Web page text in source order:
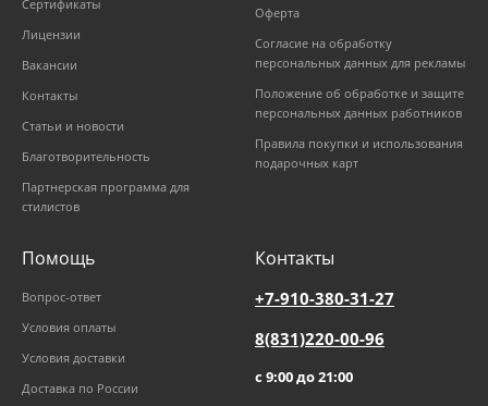
Сертификаты
Лицензии
Вакансии
Контакты
Статьи и новости
Благотворительность
Партнерская программа для
стилистов
Оферта
Согласие на обработку
персональных данных для рекламы
Положение об обработке и защите
персональных данных работников
Правила покупки и использования
подарочных карт
Помощь
Вопрос-ответ
Условия оплаты
Условия доставки
Доставка по России
Контакты
+7-910-380-31-27
8(831)220-00-96
с 9:00 до 21:00